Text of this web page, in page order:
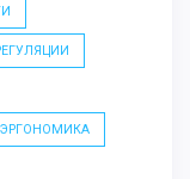
ЭРГОНОМИКА